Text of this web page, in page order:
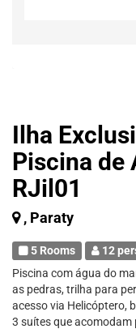
Ilha
Piscina de
RJil01
, Paraty
5 Rooms 12
Piscina com água do
as pedras, trilha para
acesso via Helicóptero,
3 suítes que